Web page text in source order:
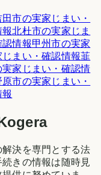
田市の実家じまい・
報北杜市の実家じま
情報甲州市の実家
じまい・確認情報韮
実家じまい・確認情
原市の実家じまい・
決を専門とする法
きの情報は随時見